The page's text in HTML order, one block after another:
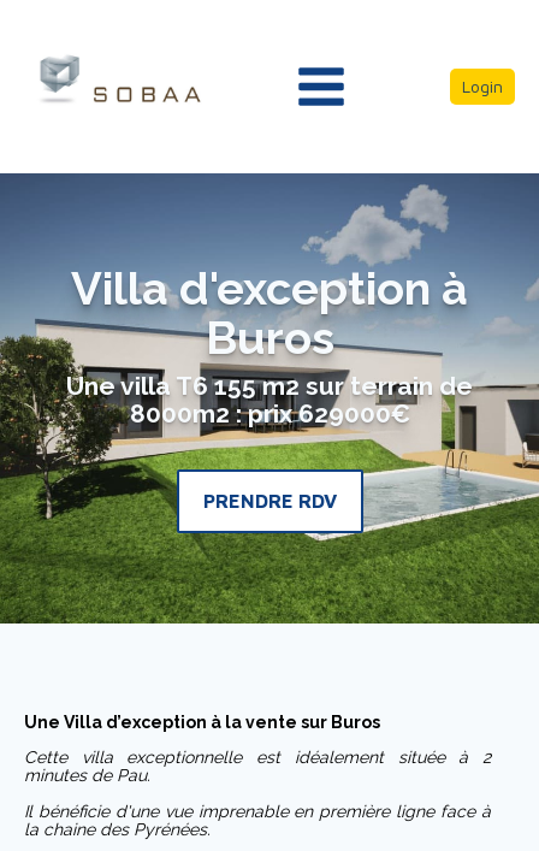
Login
Villa d'exception à
Buros
Une villa T6 155 m2 sur terrain de
8000m2 : prix 629000€
PRENDRE RDV
Une Villa d’exception à la vente sur Buros
Cette villa exceptionnelle est idéalement située à 2
minutes de Pau.
Il bénéficie d'une vue imprenable en première ligne face à
la chaine des Pyrénées.